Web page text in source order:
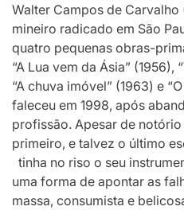
Walter Campos de
mineiro radicado em São
quatro pequenas obras-
“A Lua vem da Ásia” (1956),
“A chuva imóvel” (1963) e
faleceu em 1998, após
profissão. Apesar de
primeiro, e talvez o último
tinha no riso o seu
uma forma de apontar as
massa, consumista e